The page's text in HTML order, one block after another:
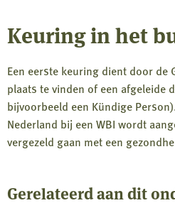
Keuring in het
Een eerste keuring dient door de
plaats te vinden of een afgeleide
bijvoorbeeld een Kündige
Nederland bij een WBI wordt
vergezeld gaan met een
Gerelateerd aan dit